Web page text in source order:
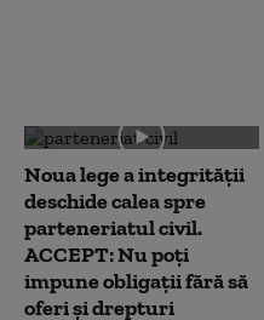
Noua lege a integrității
deschide calea spre
parteneriatul civil.
ACCEPT: Nu poți
impune obligații fără să
oferi și drepturi